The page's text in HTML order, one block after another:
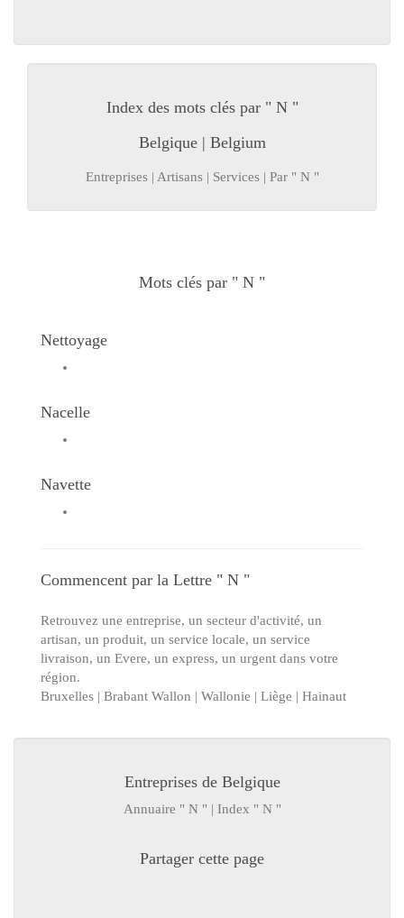
Index des mots clés par " N "
Belgique | Belgium
Entreprises | Artisans | Services | Par " N "
Mots clés par " N "
Nettoyage
Nacelle
Navette
Commencent par la Lettre " N "
Retrouvez une entreprise, un secteur d'activité, un
artisan, un produit, un service locale, un service
livraison, un Evere, un express, un urgent dans votre
région.
Bruxelles | Brabant Wallon | Wallonie | Liège | Hainaut
Entreprises de Belgique
Annuaire " N " | Index " N "
Partager cette page